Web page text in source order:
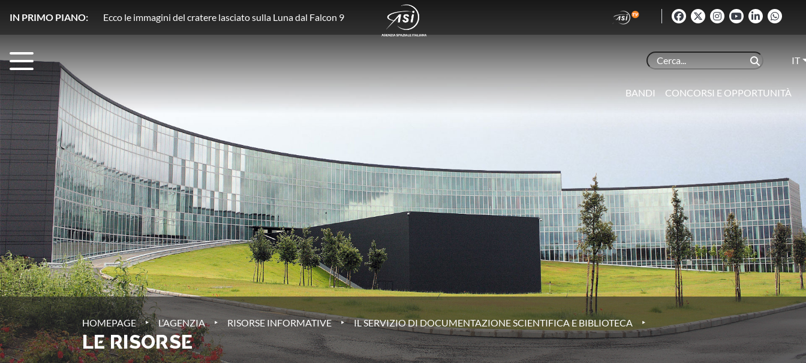
IN PRIMO PIANO: Plutone, azoto in movimento
IT
BANDI CONCORSI E OPPORTUNITÀ
HOMEPAGE ‣ L’AGENZIA ‣ RISORSE INFORMATIVE ‣ IL SERVIZIO DI DOCUMENTAZIONE SCIENTIFICA E BIBLIOTECA ‣
LE RISORSE